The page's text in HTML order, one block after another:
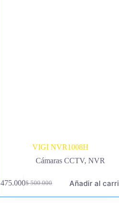
VIGI NVR1008H
Cámaras CCTV, NVR
$500.000
El
precio
475.000El
precio
Añadir al